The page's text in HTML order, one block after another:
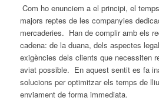
Com ho enunciem a el principi, el
majors reptes de les companyies
mercaderies. Han de complir amb els
cadena: de la duana, dels aspectes
exigències dels clients que necessiten
aviat possible. En aquest sentit es fa
solucions per optimitzar els temps de
enviament de forma immediata.